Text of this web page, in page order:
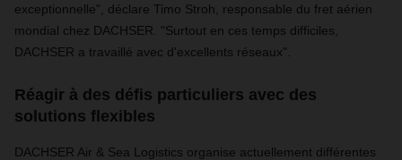
exceptionnelle", déclare Timo Stroh, responsable du fret aérien
mondial chez DACHSER. "Surtout en ces temps difficiles,
DACHSER a travaillé avec d'excellents réseaux".
Réagir à des défis particuliers avec des
solutions flexibles
DACHSER Air & Sea Logistics organise actuellement différentes